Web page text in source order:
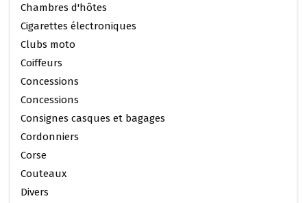
Chambres d'hôtes
Cigarettes électroniques
Clubs moto
Coiffeurs
Concessions
Concessions
Consignes casques et bagages
Cordonniers
Corse
Couteaux
Divers